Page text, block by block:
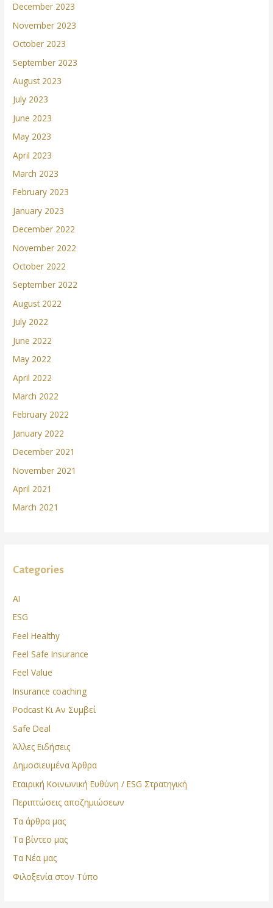
December 2023
November 2023
October 2023
September 2023
August 2023
July 2023
June 2023
May 2023
April 2023
March 2023
February 2023
January 2023
December 2022
November 2022
October 2022
September 2022
August 2022
July 2022
June 2022
May 2022
April 2022
March 2022
February 2022
January 2022
December 2021
November 2021
April 2021
March 2021
Categories
AI
ESG
Feel Healthy
Feel Safe Insurance
Feel Value
Insurance coaching
Podcast Κι Αν Συμβεί
Safe Deal
Άλλες Ειδήσεις
Δημοσιευμένα Άρθρα
Εταιρική Κοινωνική Ευθύνη / ESG Στρατηγική
Περιπτώσεις αποζημιώσεων
Τα άρθρα μας
Τα βίντεο μας
Τα Νέα μας
Φιλοξενία στον Τύπο